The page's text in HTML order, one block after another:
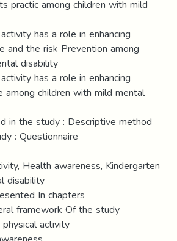
practic among children with mild
has a role in enhancing
and the risk Prevention among
disability
has a role in enhancing
children with mild mental
in the study : Descriptive method
: Questionnaire
Health awareness, Kindergarten
disability
In chapters
framework Of the study
activity